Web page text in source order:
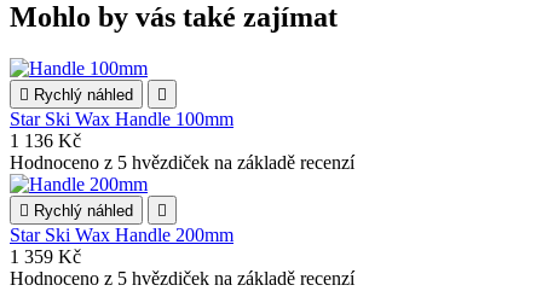
Mohlo by vás také zajímat
 Rychlý náhled 
Star Ski Wax Handle 100mm
1 136 Kč
Hodnoceno z 5 hvězdiček na základě recenzí
 Rychlý náhled 
Star Ski Wax Handle 200mm
1 359 Kč
Hodnoceno z 5 hvězdiček na základě recenzí